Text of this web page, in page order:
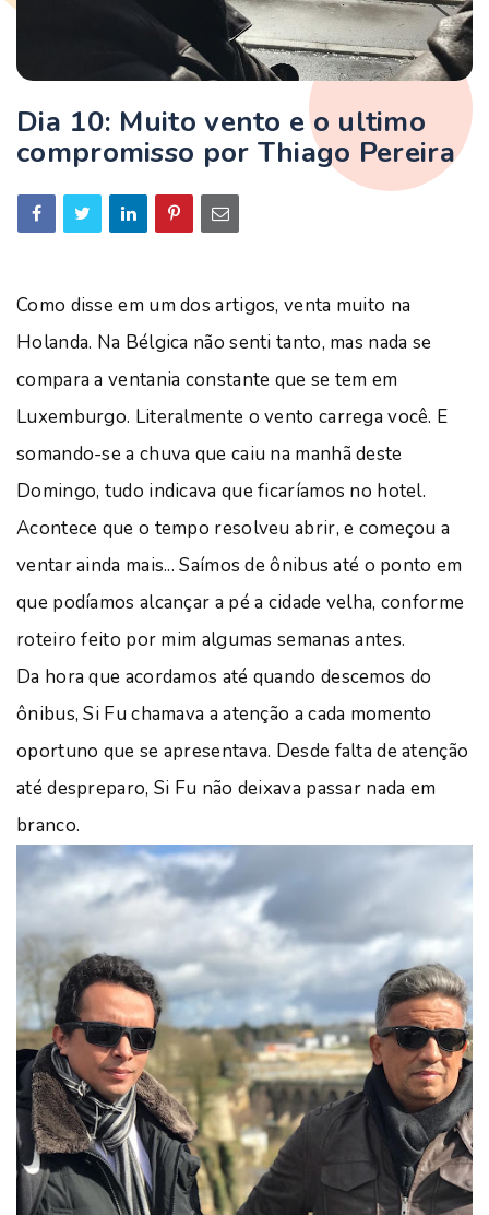
Dia 10: Muito vento e o ultimo
compromisso por Thiago Pereira
Como disse em um dos artigos, venta muito na
Holanda. Na Bélgica não senti tanto, mas nada se
compara a ventania constante que se tem em
Luxemburgo. Literalmente o vento carrega você. E
somando-se a chuva que caiu na manhã deste
Domingo, tudo indicava que ficaríamos no hotel.
Acontece que o tempo resolveu abrir, e começou a
ventar ainda mais... Saímos de ônibus até o ponto em
que podíamos alcançar a pé a cidade velha, conforme
roteiro feito por mim algumas semanas antes.
Da hora que acordamos até quando descemos do
ônibus, Si Fu chamava a atenção a cada momento
oportuno que se apresentava. Desde falta de atenção
até despreparo, Si Fu não deixava passar nada em
branco.